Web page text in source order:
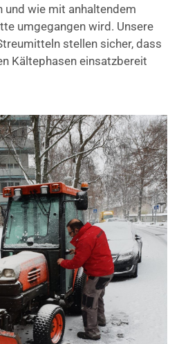
und wie mit anhaltendem
umgegangen wird. Unsere
stellen sicher, dass
Kältephasen einsatzbereit